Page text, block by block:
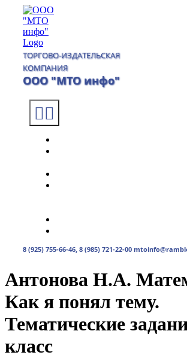
content
ТОРГОВО-ИЗДАТЕЛЬСКАЯ
КОМПАНИЯ
ООО "МТО инфо"
Toggle
Navigation
8 (925) 755-66-46, 8 (985) 721-22-00
Антонова Н.А.
Как я понял тему.
Тематические
класс